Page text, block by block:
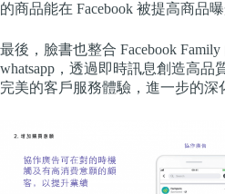
的商品能在 Facebook 被提高商品
最後，臉書也整合 Facebook Family
whatsapp，透過即時訊息創造高品
完美的客戶服務體驗，進一步的深